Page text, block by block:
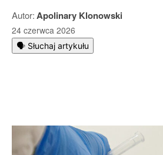
Autor:Apolinary Klonowski
24 czerwca 2026
🗣️ Słuchaj artykułu